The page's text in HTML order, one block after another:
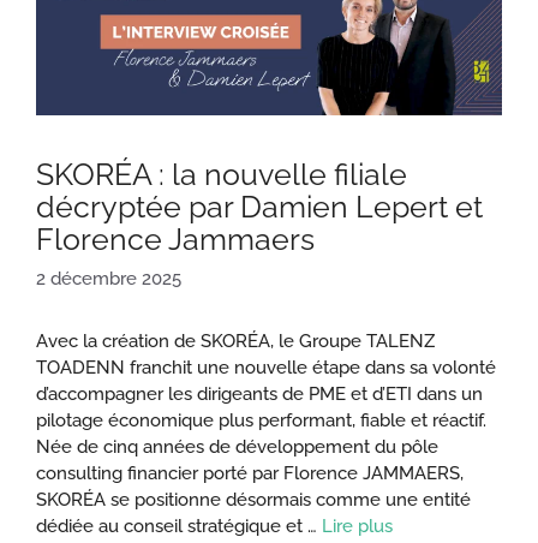
SKORÉA : la nouvelle filiale
décryptée par Damien Lepert et
Florence Jammaers
2 décembre 2025
Avec la création de SKORÉA, le Groupe TALENZ
TOADENN franchit une nouvelle étape dans sa volonté
d’accompagner les dirigeants de PME et d’ETI dans un
pilotage économique plus performant, fiable et réactif.
Née de cinq années de développement du pôle
consulting financier porté par Florence JAMMAERS,
SKORÉA se positionne désormais comme une entité
dédiée au conseil stratégique et … Lire plus